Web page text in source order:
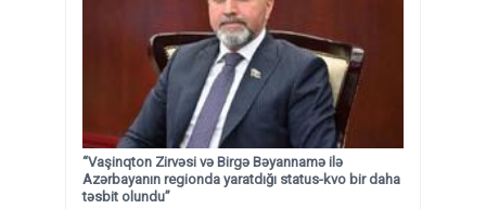
“Vaşinqton Zirvəsi və Birgə Bəyannamə ilə
Azərbayanın regionda yaratdığı status-kvo bir daha
təsbit olundu”